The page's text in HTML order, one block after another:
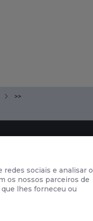
sociais e analisar o
os nossos parceiros de
lhes forneceu ou
>>